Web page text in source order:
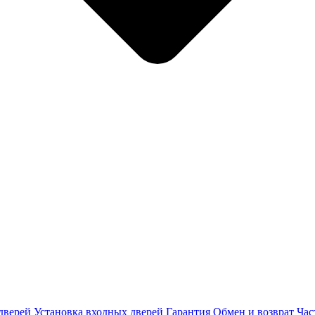
Установка входных дверей Гарантия Обмен и возврат